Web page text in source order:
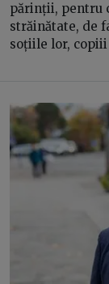
părinții, pentru
străinătate, de
soțiile lor,